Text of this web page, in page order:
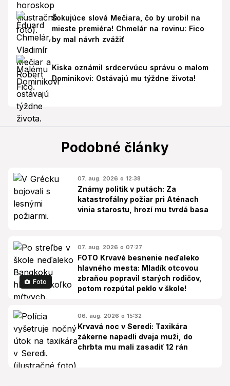
Šokujúce slová Mečiara, čo by urobil na
mieste premiéra! Chmelár na rovinu: Fico
by mal návrh zvážiť
Kiska oznámil srdcervúcu správu o malom
Dominikovi: Ostávajú mu týždne života!
Podobné články
07. aug. 2026 o 12:38
Známy politik v putách: Za
katastrofálny požiar pri Aténach
vinia starostu, hrozí mu tvrdá basa
Foto
07. aug. 2026 o 07:27
FOTO Krvavé besnenie neďaleko
hlavného mesta: Mladík otcovou
zbraňou popravil starých rodičov,
potom rozpútal peklo v škole!
06. aug. 2026 o 15:32
Krvavá noc v Seredi: Taxikára
zákerne napadli dvaja muži, do
chrbta mu mali zasadiť 12 rán